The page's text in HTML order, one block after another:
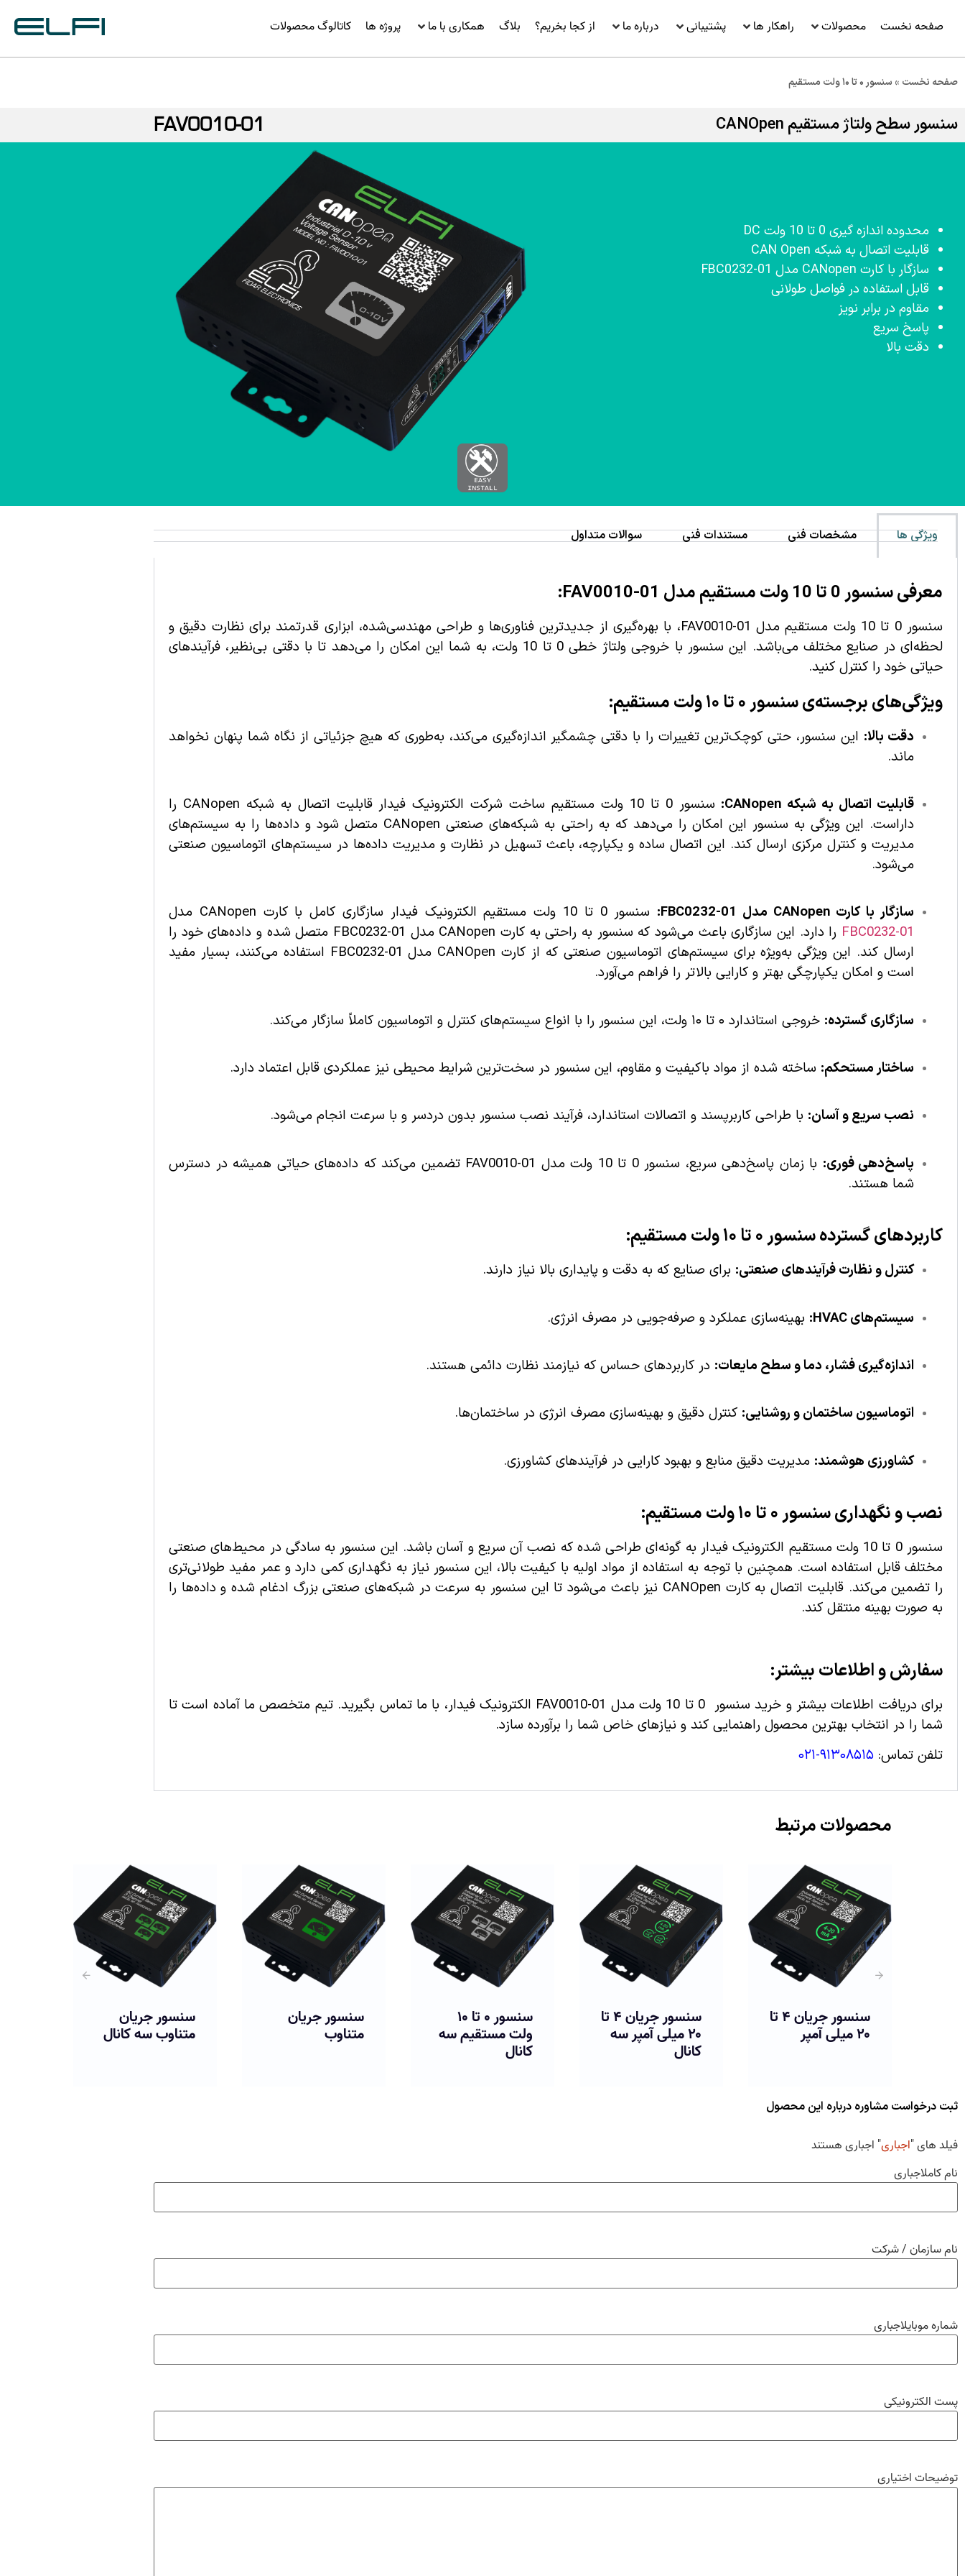
صفحه نخست محصولات راهکار ها پشتیبانی درباره ما از کجا بخریم؟ بلاگ همکاری با ما پروژه ها کاتالوگ محصولات
صفحه نخست » سنسور ۰ تا ۱۰ ولت مستقیم
سنسور سطح ولتاژ مستقیم CANOpen FAV0010-01
محدوده اندازه گیری 0 تا 10 ولت DC
قابلیت اتصال به شبکه CAN Open
سازگار با کارت CANopen مدل FBC0232-01
قابل استفاده در فواصل طولانی
مقاوم در برابر نویز
پاسخ سریع
دقت بالا
ویژگی ها مشخصات فنی مستندات فنی سوالات متداول
معرفی سنسور 0 تا 10 ولت مستقیم مدل FAV0010-01:
سنسور 0 تا 10 ولت مستقیم مدل FAV0010-01، با بهره‌گیری از جدیدترین فناوری‌ها و طراحی مهندسی‌شده، ابزاری قدرتمند برای نظارت دقیق و
لحظه‌ای در صنایع مختلف می‌باشد. این سنسور با خروجی ولتاژ خطی 0 تا 10 ولت، به شما این امکان را می‌دهد تا با دقتی بی‌نظیر، فرآیندهای
حیاتی خود را کنترل کنید.
ویژگی‌های برجسته‌ی سنسور ۰ تا ۱۰ ولت مستقیم:
دقت بالا: این سنسور، حتی کوچک‌ترین تغییرات را با دقتی چشمگیر اندازه‌گیری می‌کند، به‌طوری که هیچ جزئیاتی از نگاه شما پنهان نخواهد
ماند.
قابلیت اتصال به شبکه CANopen:
سنسور 0 تا 10 ولت مستقیم ساخت شرکت الکترونیک فیدار قابلیت اتصال به شبکه CANopen را
داراست. این ویژگی به سنسور این امکان را می‌دهد که به راحتی به شبکه‌های صنعتی CANopen متصل شود و داده‌ها را به سیستم‌های
مدیریت و کنترل مرکزی ارسال کند. این اتصال ساده و یکپارچه، باعث تسهیل در نظارت و مدیریت داده‌ها در سیستم‌های اتوماسیون صنعتی
می‌شود.
سازگار با کارت CANopen مدل FBC0232-01:
سنسور 0 تا 10 ولت مستقیم الکترونیک فیدار سازگاری کامل با کارت CANopen مدل
FBC0232-01
را دارد. این سازگاری باعث می‌شود که سنسور به راحتی به کارت‌ CANopen مدل FBC0232-01 متصل شده و داده‌های خود را
ارسال کند. این ویژگی به‌ویژه برای سیستم‌های اتوماسیون صنعتی که از کارت CANOpen مدل FBC0232-01 استفاده می‌کنند، بسیار مفید
است و امکان یکپارچگی بهتر و کارایی بالاتر را فراهم می‌آورد.
سازگاری گسترده: خروجی استاندارد ۰ تا ۱۰ ولت، این سنسور را با انواع سیستم‌های کنترل و اتوماسیون کاملاً سازگار می‌کند.
ساختار مستحکم: ساخته شده از مواد باکیفیت و مقاوم، این سنسور در سخت‌ترین شرایط محیطی نیز عملکردی قابل اعتماد دارد.
نصب سریع و آسان: با طراحی کاربرپسند و اتصالات استاندارد، فرآیند نصب سنسور بدون دردسر و با سرعت انجام می‌شود.
پاسخ‌دهی فوری:
با زمان پاسخ‌دهی سریع، سنسور 0 تا 10 ولت مدل FAV0010-01 تضمین می‌کند که داده‌های حیاتی همیشه در دسترس
شما هستند.
کاربردهای گسترده سنسور ۰ تا ۱۰ ولت مستقیم:
کنترل و نظارت فرآیندهای صنعتی: برای صنایع که به دقت و پایداری بالا نیاز دارند.
سیستم‌های HVAC: بهینه‌سازی عملکرد و صرفه‌جویی در مصرف انرژی.
اندازه‌گیری فشار، دما و سطح مایعات: در کاربردهای حساس که نیازمند نظارت دائمی هستند.
اتوماسیون ساختمان و روشنایی: کنترل دقیق و بهینه‌سازی مصرف انرژی در ساختمان‌ها.
کشاورزی هوشمند: مدیریت دقیق منابع و بهبود کارایی در فرآیندهای کشاورزی.
نصب و نگهداری سنسور ۰ تا ۱۰ ولت مستقیم:
سنسور 0 تا 10 ولت مستقیم الکترونیک فیدار به گونه‌ای طراحی شده که نصب آن سریع و آسان باشد. این سنسور به سادگی در محیط‌های صنعتی
مختلف قابل استفاده است. همچنین با توجه به استفاده از مواد اولیه با کیفیت بالا، این سنسور نیاز به نگهداری کمی دارد و عمر مفید طولانی‌تری
را تضمین می‌کند. قابلیت اتصال به کارت CANOpen نیز باعث می‌شود تا این سنسور به سرعت در شبکه‌های صنعتی بزرگ ادغام شده و داده‌ها را
به صورت بهینه منتقل کند.
سفارش و اطلاعات بیشتر:
برای دریافت اطلاعات بیشتر و خرید سنسور 0 تا 10 ولت مدل FAV0010-01 الکترونیک فیدار، با ما تماس بگیرید. تیم متخصص ما آماده است تا
شما را در انتخاب بهترین محصول راهنمایی کند و نیازهای خاص شما را برآورده سازد.
تلفن تماس: ۹۱۳۰۸۵۱۵-۰۲۱
محصولات مرتبط
سنسور جریان ۴ تا
۲۰ میلی آمپر سه
سنسور ۰ تا ۱۰
ولت مستقیم سه
کانال
سنسور جریان
متناوب
سنسور جریان
متناوب سه کانال
سنسور جریان
مستقیم
ثبت درخواست مشاوره درباره این محصول
فیلد های "اجباری" اجباری هستند
نام کاملاجباری
نام سازمان / شرکت
شماره موبایلاجباری
پست الکترونیکی
توضیحات اختیاری